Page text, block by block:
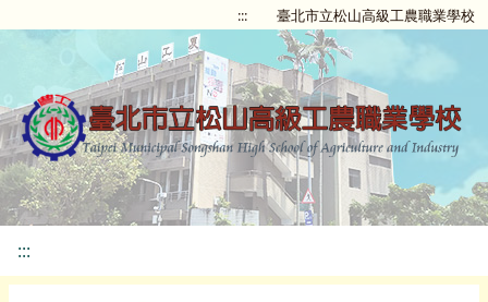
::: 臺北市立松山高級工農職業學校
:::